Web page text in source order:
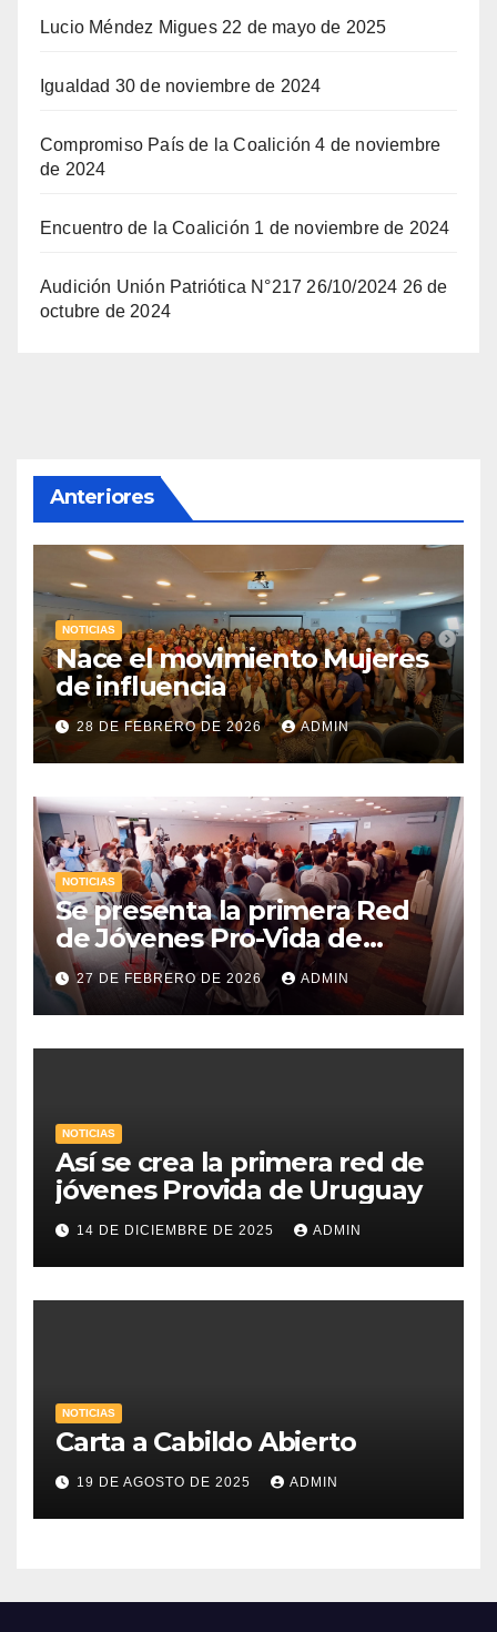
Lucio Méndez Migues 22 de mayo de 2025
Igualdad 30 de noviembre de 2024
Compromiso País de la Coalición 4 de noviembre
de 2024
Encuentro de la Coalición 1 de noviembre de 2024
Audición Unión Patriótica N°217 26/10/2024 26 de
octubre de 2024
Anteriores
NOTICIAS
Nace el movimiento Mujeres
de influencia
28 DE FEBRERO DE 2026 ADMIN
NOTICIAS
Se presenta la primera Red
de Jóvenes Pro-Vida de
Uruguay
27 DE FEBRERO DE 2026 ADMIN
NOTICIAS
Así se crea la primera red de
jóvenes Provida de Uruguay
14 DE DICIEMBRE DE 2025 ADMIN
NOTICIAS
Carta a Cabildo Abierto
19 DE AGOSTO DE 2025 ADMIN